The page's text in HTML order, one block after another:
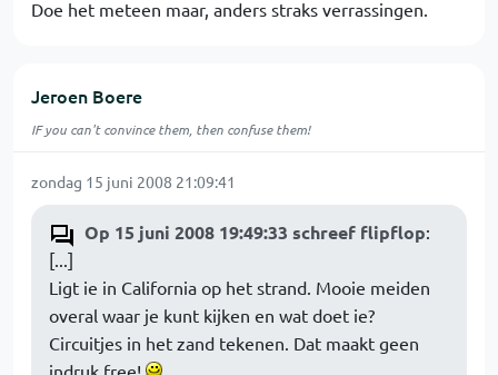
Doe het meteen maar, anders straks verrassingen.
Jeroen Boere
IF you can't convince them, then confuse them!
zondag 15 juni 2008 21:09:41
Op 15 juni 2008 19:49:33 schreef flipflop:
[...]
Ligt ie in California op het strand. Mooie meiden
overal waar je kunt kijken en wat doet ie?
Circuitjes in het zand tekenen. Dat maakt geen
indruk free!